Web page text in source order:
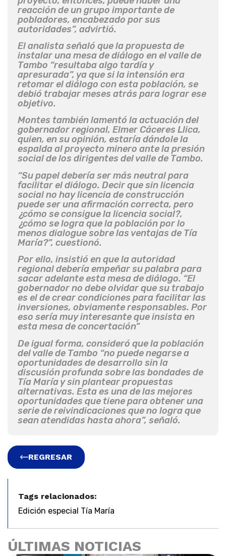
reacción de un grupo importante de
pobladores, encabezado por sus
autoridades”, advirtió.
El analista señaló que la propuesta de
instalar una mesa de diálogo en el valle de
Tambo “resultaba algo tardía y
apresurada”, ya que si la intensión era
retomar el diálogo con esta población, se
debió trabajar meses atrás para lograr ese
objetivo.
Montes también lamentó la actuación del
gobernador regional, Elmer Cáceres Llica,
quien, en su opinión, estaría dándole la
espalda al proyecto minero ante la presión
social de los dirigentes del valle de Tambo.
“Su papel debería ser más neutral para
facilitar el diálogo. Decir que sin licencia
social no hay licencia de construcción
puede ser una afirmación correcta, pero
¿cómo se consigue la licencia social?,
¿cómo se logra que la población por lo
menos dialogue sobre las ventajas de Tía
María?”, cuestionó.
Por ello, insistió en que la autoridad
regional debería empeñar su palabra para
sacar adelante esta mesa de diálogo. “El
gobernador no debe olvidar que su trabajo
es el de crear condiciones para facilitar las
inversiones, obviamente responsables. Por
eso sería muy interesante que insista en
esta mesa de concertación”
De igual forma, consideró que la población
del valle de Tambo “no puede negarse a
oportunidades de desarrollo sin la
discusión profunda sobre las bondades de
Tía María y sin plantear propuestas
alternativas. Esta es una de las mejores
oportunidades que tiene para obtener una
serie de reivindicaciones que no logra que
sean atendidas hasta ahora”, señaló.
REGRESAR
Tags relacionados:
Edición especial Tía María
ÚLTIMAS NOTICIAS